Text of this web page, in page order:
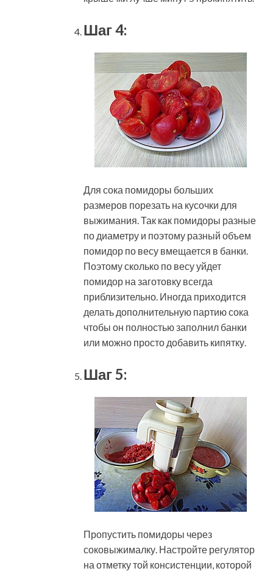
Шаг 4:
Для сока помидоры больших
размеров порезать на кусочки для
выжимания. Так как помидоры разные
по диаметру и поэтому разный объем
помидор по весу вмещается в банки.
Поэтому сколько по весу уйдет
помидор на заготовку всегда
приблизительно. Иногда приходится
делать дополнительную партию сока
чтобы он полностью заполнил банки
или можно просто добавить кипятку.
Шаг 5:
Пропустить помидоры через
соковыжималку. Настройте регулятор
на отметку той консистенции, которой